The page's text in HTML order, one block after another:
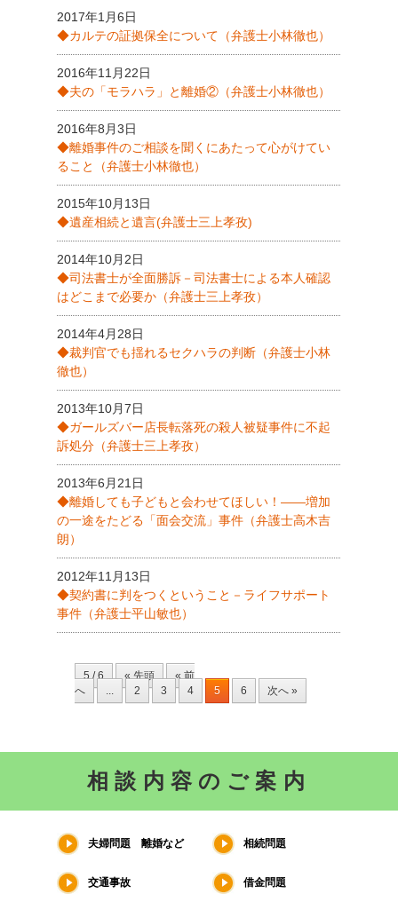
2017年1月6日
◆カルテの証拠保全について（弁護士小林徹也）
2016年11月22日
◆夫の「モラハラ」と離婚②（弁護士小林徹也）
2016年8月3日
◆離婚事件のご相談を聞くにあたって心がけてい
ること（弁護士小林徹也）
2015年10月13日
◆遺産相続と遺言(弁護士三上孝孜)
2014年10月2日
◆司法書士が全面勝訴－司法書士による本人確認
はどこまで必要か（弁護士三上孝孜）
2014年4月28日
◆裁判官でも揺れるセクハラの判断（弁護士小林
徹也）
2013年10月7日
◆ガールズバー店長転落死の殺人被疑事件に不起
訴処分（弁護士三上孝孜）
2013年6月21日
◆離婚しても子どもと会わせてほしい！――増加
の一途をたどる「面会交流」事件（弁護士高木吉
朗）
2012年11月13日
◆契約書に判をつくということ－ライフサポート
事件（弁護士平山敏也）
5 / 6 « 先頭
« 前
へ
... 2 3 4 5 6 次へ »
相談内容のご案内
夫婦問題 離婚など 相続問題
交通事故 借金問題